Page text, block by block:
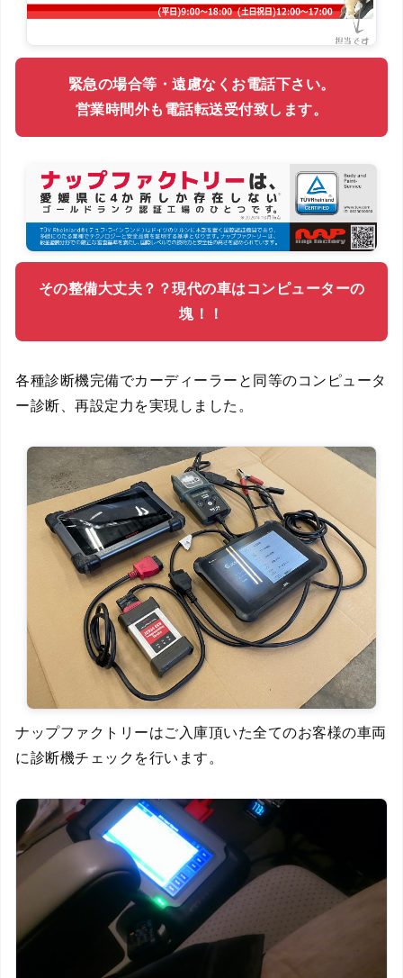
緊急の場合等・遠慮なくお電話下さい。
営業時間外も電話転送受付致します。
その整備大丈夫？？現代の車はコンピューターの
塊！！
各種診断機完備でカーディーラーと同等のコンピュータ
ー診断、再設定力を実現しました。
ナップファクトリーはご入庫頂いた全てのお客様の車両
に診断機チェックを行います。